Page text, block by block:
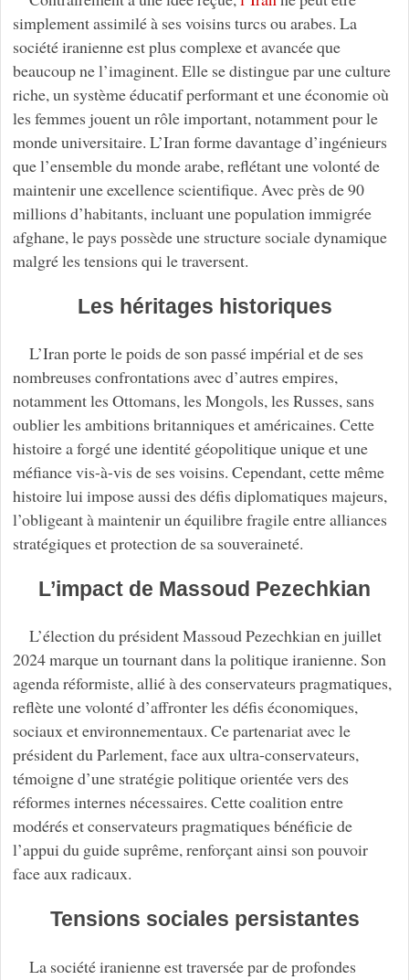
simplement assimilé à ses voisins turcs ou arabes. La
société iranienne est plus complexe et avancée que
beaucoup ne l’imaginent. Elle se distingue par une culture
riche, un système éducatif performant et une économie où
les femmes jouent un rôle important, notamment pour le
monde universitaire. L’Iran forme davantage d’ingénieurs
que l’ensemble du monde arabe, reflétant une volonté de
maintenir une excellence scientifique. Avec près de 90
millions d’habitants, incluant une population immigrée
afghane, le pays possède une structure sociale dynamique
malgré les tensions qui le traversent.
Les héritages historiques
L’Iran porte le poids de son passé impérial et de ses
nombreuses confrontations avec d’autres empires,
notamment les Ottomans, les Mongols, les Russes, sans
oublier les ambitions britanniques et américaines. Cette
histoire a forgé une identité géopolitique unique et une
méfiance vis-à-vis de ses voisins. Cependant, cette même
histoire lui impose aussi des défis diplomatiques majeurs,
l’obligeant à maintenir un équilibre fragile entre alliances
stratégiques et protection de sa souveraineté.
L’impact de Massoud Pezechkian
L’élection du président Massoud Pezechkian en juillet
2024 marque un tournant dans la politique iranienne. Son
agenda réformiste, allié à des conservateurs pragmatiques,
reflète une volonté d’affronter les défis économiques,
sociaux et environnementaux. Ce partenariat avec le
président du Parlement, face aux ultra-conservateurs,
témoigne d’une stratégie politique orientée vers des
réformes internes nécessaires. Cette coalition entre
modérés et conservateurs pragmatiques bénéficie de
l’appui du guide suprême, renforçant ainsi son pouvoir
face aux radicaux.
Tensions sociales persistantes
La société iranienne est traversée par de profondes